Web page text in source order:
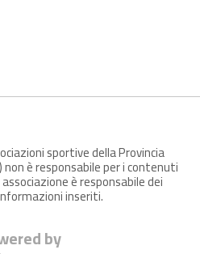
sportive della Provincia
è responsabile per i contenuti
è responsabile dei
inseriti.
by